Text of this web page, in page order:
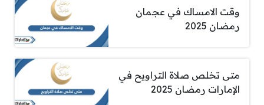
وقت الامساك في عجمان
رمضان 2025
متى تخلص صلاة التراويح في
الإمارات رمضان 2025